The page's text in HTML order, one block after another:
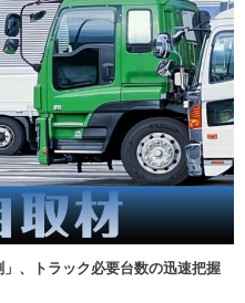
」、トラック必要台数の迅速把握